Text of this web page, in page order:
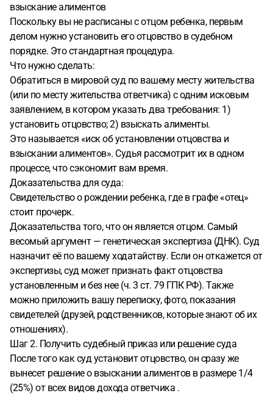
взыскание алиментов
Поскольку вы не расписаны с отцом ребенка, первым
делом нужно установить его отцовство в судебном
порядке. Это стандартная процедура.
Что нужно сделать:
Обратиться в мировой суд по вашему месту жительства
(или по месту жительства ответчика) с одним исковым
заявлением, в котором указать два требования: 1)
установить отцовство; 2) взыскать алименты.
Это называется «иск об установлении отцовства и
взыскании алиментов». Судья рассмотрит их в одном
процессе, что сэкономит вам время.
Доказательства для суда:
Свидетельство о рождении ребенка, где в графе «отец»
стоит прочерк.
Доказательства того, что он является отцом. Самый
весомый аргумент — генетическая экспертиза (ДНК). Суд
назначит её по вашему ходатайству. Если он откажется от
экспертизы, суд может признать факт отцовства
установленным и без нее (ч. 3 ст. 79 ГПК РФ). Также
можно приложить вашу переписку, фото, показания
свидетелей (друзей, родственников, которые знают об их
отношениях).
Шаг 2. Получить судебный приказ или решение суда
После того как суд установит отцовство, он сразу же
вынесет решение о взыскании алиментов в размере 1/4
(25%) от всех видов дохода ответчика .